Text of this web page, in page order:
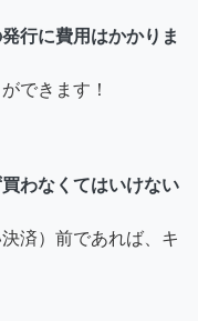
行に費用はかかりま
できます！
わなくてはいけない
済）前であれば、キ